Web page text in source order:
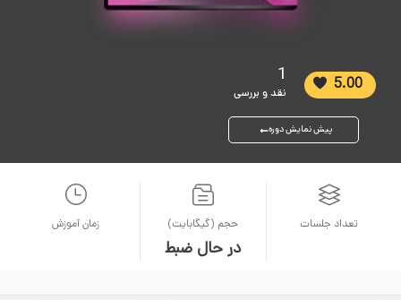
5.00
1
نقد و بررسی
پیش نمایش دوره
تعداد جلسات حجم (گیگابایت)
در حال ضبط
زمان آموزش